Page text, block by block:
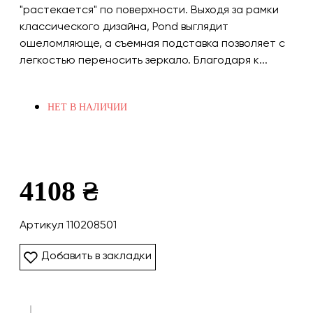
"растекается" по поверхности. Выходя за рамки
классического дизайна, Pond выглядит
ошеломляюще, а съемная подставка позволяет с
легкостью переносить зеркало. Благодаря к...
НЕТ В НАЛИЧИИ
4108 ₴
Артикул 110208501
Добавить в закладки